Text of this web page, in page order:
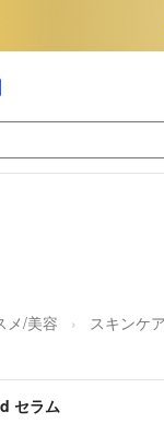
メ/美容 スキンケ
セラム